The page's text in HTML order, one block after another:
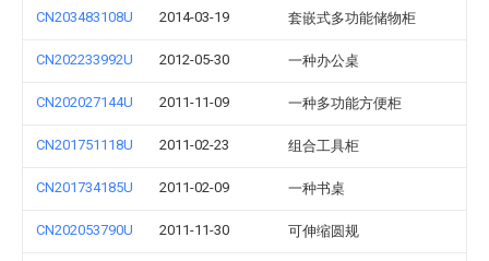
CN203483108U 2014-03-19 套嵌式多功能储物柜
CN202233992U 2012-05-30 一种办公桌
CN202027144U 2011-11-09 一种多功能方便柜
CN201751118U 2011-02-23 组合工具柜
CN201734185U 2011-02-09 一种书桌
CN202053790U 2011-11-30 可伸缩圆规